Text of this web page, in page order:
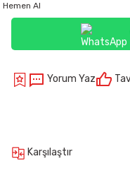
Hemen Al
Yorum Yaz
Karşılaştır